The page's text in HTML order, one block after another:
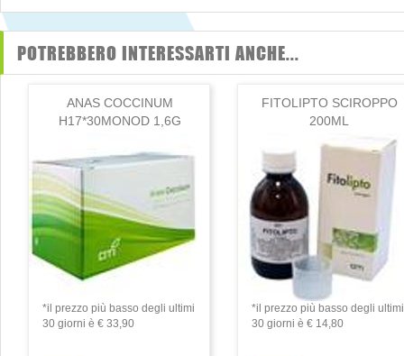
POTREBBERO INTERESSARTI ANCHE...
ANAS COCCINUM
H17*30MONOD 1,6G
*il prezzo più basso degli ultimi
30 giorni è € 33,90
FITOLIPTO SCIROPPO
200ML
*il prezzo più basso degli ultimi
30 giorni è € 14,80